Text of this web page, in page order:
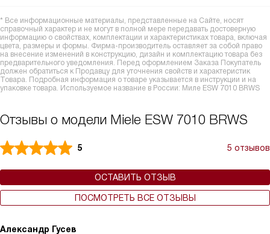
* Все информационные материалы, представленные на Сайте, носят
справочный характер и не могут в полной мере передавать достоверную
информацию о свойствах, комплектации и характеристиках товара, включая
цвета, размеры и формы. Фирма-производитель оставляет за собой право
на внесение изменений в конструкцию, дизайн и комплектацию товара без
предварительного уведомления. Перед оформлением Заказа Покупатель
должен обратиться к Продавцу для уточнения свойств и характеристик
Товара. Подробная информация о товаре указывается в инструкции и на
упаковке товара. Используемое название в России: Миле ESW 7010 BRWS
Отзывы о модели Miele ESW 7010 BRWS
5 5 отзывов
ОСТАВИТЬ ОТЗЫВ
ПОСМОТРЕТЬ ВСЕ ОТЗЫВЫ
Александр Гусев